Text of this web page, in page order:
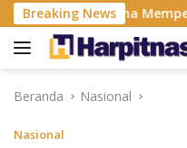
Langsung
ke
konten
Breaking News
Berencana
Beranda Nasional
Nasional